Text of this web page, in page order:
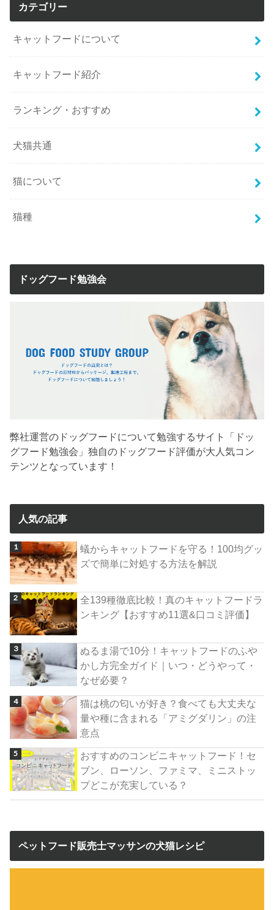
カテゴリー
キャットフードについて
キャットフード紹介
ランキング・おすすめ
犬猫共通
猫について
猫種
ドッグフード勉強会
弊社運営のドッグフードについて勉強するサイト「ドッ
グフード勉強会」独自のドッグフード評価が大人気コン
テンツとなっています！
人気の記事
蟻からキャットフードを守る！100均グッ
ズで簡単に対処する方法を解説
全139種徹底比較！真のキャットフードラ
ンキング【おすすめ11選&口コミ評価】
ぬるま湯で10分！キャットフードのふや
かし方完全ガイド｜いつ・どうやって・
なぜ必要？
猫は桃の匂いが好き？食べても大丈夫な
量や種に含まれる「アミグダリン」の注
意点
おすすめのコンビニキャットフード！セ
ブン、ローソン、ファミマ、ミニストッ
プどこが充実している？
ペットフード販売士マッサンの犬猫レシピ